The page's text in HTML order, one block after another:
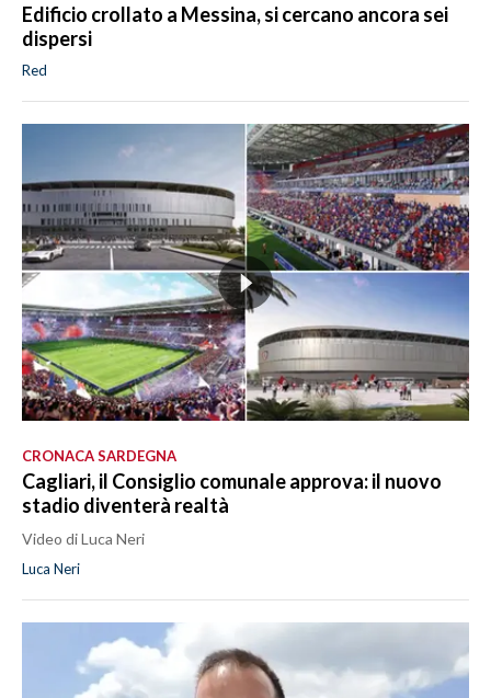
Edificio crollato a Messina, si cercano ancora sei
dispersi
Red
CRONACA SARDEGNA
Cagliari, il Consiglio comunale approva: il nuovo
stadio diventerà realtà
Video di Luca Neri
Luca Neri